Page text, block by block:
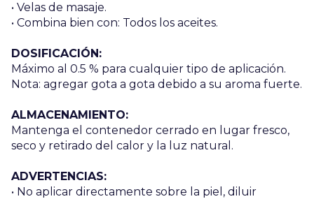
• Velas de masaje.
• Combina bien con: Todos los aceites.
DOSIFICACIÓN:
Máximo al 0.5 % para cualquier tipo de aplicación.
Nota: agregar gota a gota debido a su aroma fuerte.
ALMACENAMIENTO:
Mantenga el contenedor cerrado en lugar fresco,
seco y retirado del calor y la luz natural.
ADVERTENCIAS:
• No aplicar directamente sobre la piel, diluir